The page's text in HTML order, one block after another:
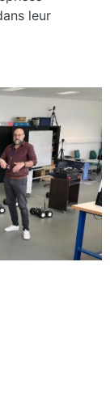
leur